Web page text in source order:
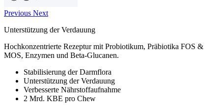
Previous Next
Unterstützung der Verdauung
Hochkonzentrierte Rezeptur mit Probiotikum, Präbiotika FOS &
MOS, Enzymen und Beta-Glucanen.
Stabilisierung der Darmflora
Unterstützung der Verdauung
Verbesserte Nährstoffaufnahme
2 Mrd. KBE pro Chew